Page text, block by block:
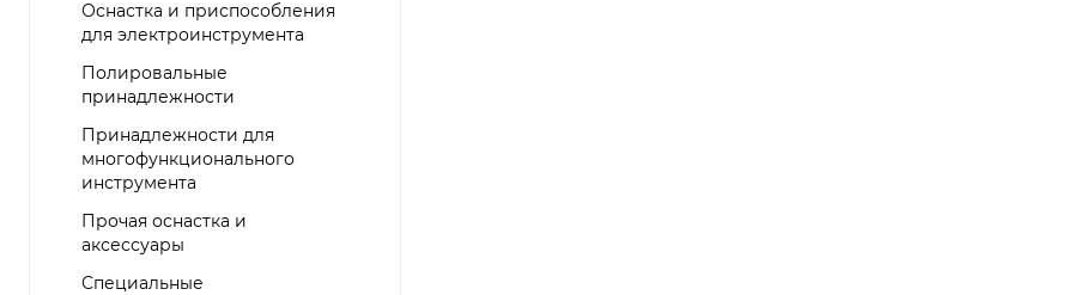
Оснастка и приспособления
для электроинструмента
Полировальные
принадлежности
Принадлежности для
многофункционального
инструмента
Прочая оснастка и
аксессуары
Специальные